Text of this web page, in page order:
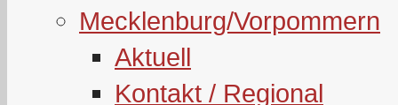
Mecklenburg/Vorpommern
Aktuell
Kontakt / Regional